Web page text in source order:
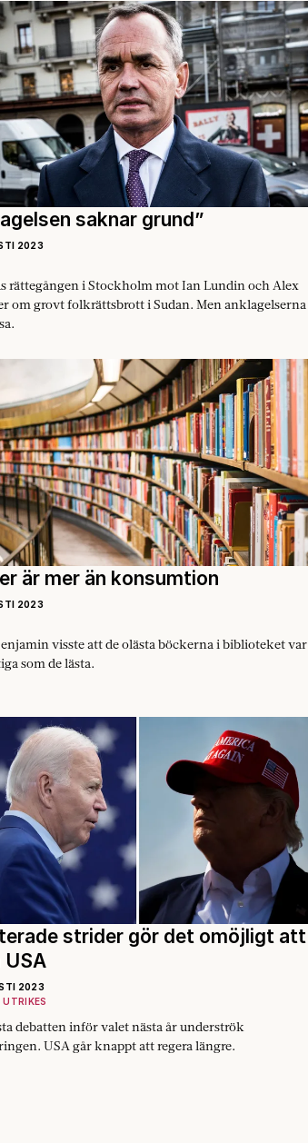
saknar grund”
2023
rättegången i Stockholm mot Ian Lundin och Alex
grovt folkrättsbrott i Sudan. Men anklagelserna är
är mer än konsumtion
2023
visste att de olästa böckerna i biblioteket var
som de lästa.
strider gör det omöjligt att
2023
UTRIKES
debatten inför valet nästa år underströk
USA går knappt att regera längre.